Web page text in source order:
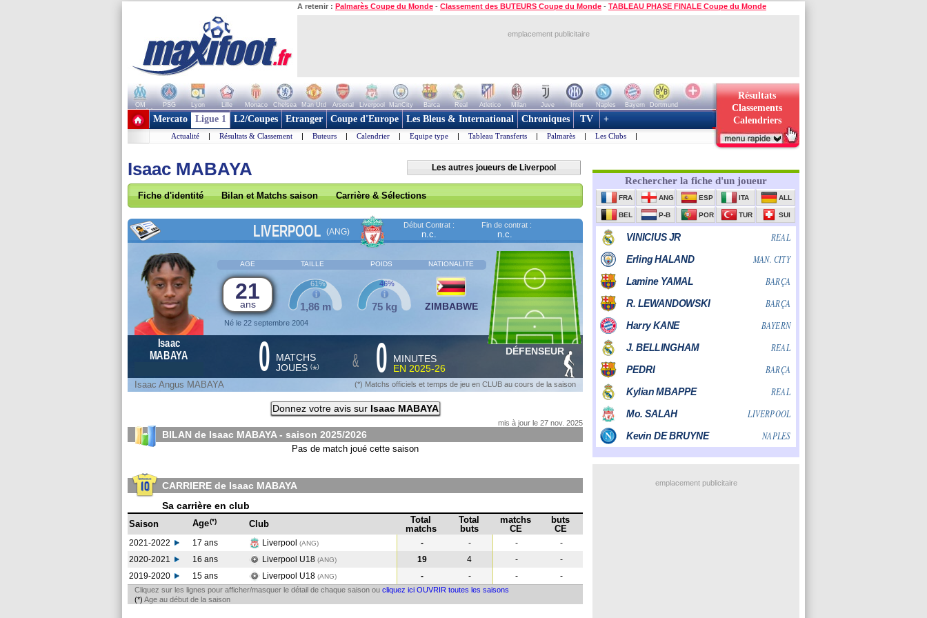
A retenir : Palmarès Coupe du Monde - Classement des BUTEURS Coupe du Monde - TABLEAU PHASE FINALE Coupe du Monde
emplacement publicitaire
OM PSG Lyon Lille Monaco Chelsea Man Utd Arsenal Liverpool ManCity Barca Real Atletico Milan Juve Inter Naples Bayern
Dortmund
+ de clubs
Résultats
Classements
Calendriers
Mercato Ligue 1 L2/Coupes Etranger Coupe d'Europe Les Bleus & International Chroniques TV +
Actualité | Résultats & Classement | Buteurs | Calendrier | Equipe type | Tableau Transferts | Palmarès | Les Clubs |
Isaac MABAYA Les autres joueurs de Liverpool
Fiche d'identité Bilan et Matchs saison Carrière & Sélections
LIVERPOOL (ANG)
Début Contrat :
n.c.
Fin de contrat :
n.c.
AGE TAILLE POIDS NATIONALITE
21
ans
Né le 22 septembre 2004
1,86 m
61%
75 kg
46%
ZIMBABWE
Isaac
MABAYA
0 MATCHS
JOUES (*) & 0
MINUTES
EN 2025-26
DÉFENSEUR
Isaac Angus MABAYA (*) Matchs officiels et temps de jeu en CLUB au cours de la saison
Donnez votre avis sur Isaac MABAYA
mis à jour le 27 nov. 2025
BILAN de Isaac MABAYA - saison 2025/2026
Pas de match joué cette saison
CARRIERE de Isaac MABAYA
Sa carrière en club
Saison Age(*) Club
Total
matchs
Total
buts
matchs
CE
buts
CE
2021-2022 17 ans Liverpool (ANG) - - -
-
2020-2021
16 ans Liverpool U18 (ANG) 19 4 -
-
2019-2020
15 ans Liverpool U18 (ANG) - - - -
Cliquez sur les lignes pour afficher/masquer le détail de chaque saison ou cliquez ici OUVRIR toutes les saisons
(*) Age au début de la saison
emplacement publicitaire